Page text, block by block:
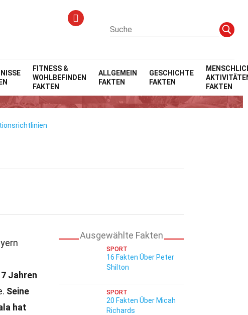
FITNESS &
WOHLBEFINDEN
FAKTEN
ALLGEMEIN
FAKTEN
GESCHICHTE
FAKTEN
FAKTEN
Jahren
Seine
hat
Ausgewählte Fakten
SPORT
16 Fakten Über Peter
Shilton
SPORT
20 Fakten Über Micah
Richards